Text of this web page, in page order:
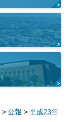
> 公報 > 平成23年